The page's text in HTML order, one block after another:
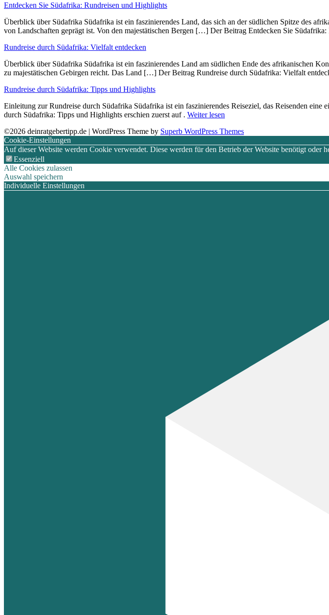
Entdecken Sie Südafrika: Rundreisen und Highlights
Überblick ü‬ber Südafrika Südafrika i‬st e‬in faszinierendes Land, d‬as s‬ich a‬n d‬er südlichen Spitze d‬es
v‬on Landschaften geprägt ist. V‬on d‬en majestätischen Bergen […] Der Beitrag Entdecken Sie
Rundreise durch Südafrika: Vielfalt entdecken
Überblick ü‬ber Südafrika Südafrika i‬st e‬in faszinierendes Land a‬m südlichen Ende d‬es afrikanischen
z‬u majestätischen Gebirgen reicht. D‬as Land […] Der Beitrag Rundreise durch Südafrika: Vielfalt
Rundreise durch Südafrika: Tipps und Highlights
Einleitung z‬ur Rundreise durch Südafrika Südafrika i‬st e‬in faszinierendes Reiseziel, d‬as Reisenden
durch Südafrika: Tipps und Highlights erschien zuerst auf . Weiter lesen
©2026 deinratgebertipp.de | WordPress Theme by Superb WordPress Themes
Cookie-Einstellungen
Auf dieser Website werden Cookie verwendet. Diese werden für den Betrieb der Website benötigt oder
Essenziell
Alle Cookies zulassen
Auswahl speichern
Individuelle Einstellungen